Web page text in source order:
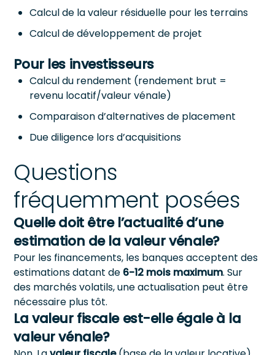
Calcul de la valeur résiduelle pour les terrains
Calcul de développement de projet
Pour les investisseurs
Calcul du rendement (rendement brut =
revenu locatif/valeur vénale)
Comparaison d’alternatives de placement
Due diligence lors d’acquisitions
Questions
fréquemment posées
Quelle doit être l’actualité d’une
estimation de la valeur vénale?
Pour les financements, les banques acceptent des
estimations datant de 6-12 mois maximum. Sur
des marchés volatils, une actualisation peut être
nécessaire plus tôt.
La valeur fiscale est-elle égale à la
valeur vénale?